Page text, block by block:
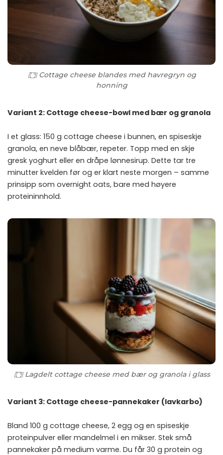
Cottage cheese blandes med havregryn og
honning
Variant 2: Cottage cheese-bowl med bær og granola
I et glass: 150 g cottage cheese i bunnen, en spiseskje
granola, en neve blåbær, repeter. Topp med en skje
gresk yoghurt eller en dråpe lønnesirup. Dette tar tre
minutter kvelden før og er klart neste morgen – samme
prinsipp som overnight oats, bare med høyere
proteininnhold.
Lagdelt cottage cheese med bær og granola i glass
Variant 3: Cottage cheese-pannekaker (lavkarbo)
Bland 100 g cottage cheese, 2 egg og en spiseskje
proteinpulver eller mandelmel i en mikser. Stek små
pannekaker på medium varme. Du får 30 g protein og